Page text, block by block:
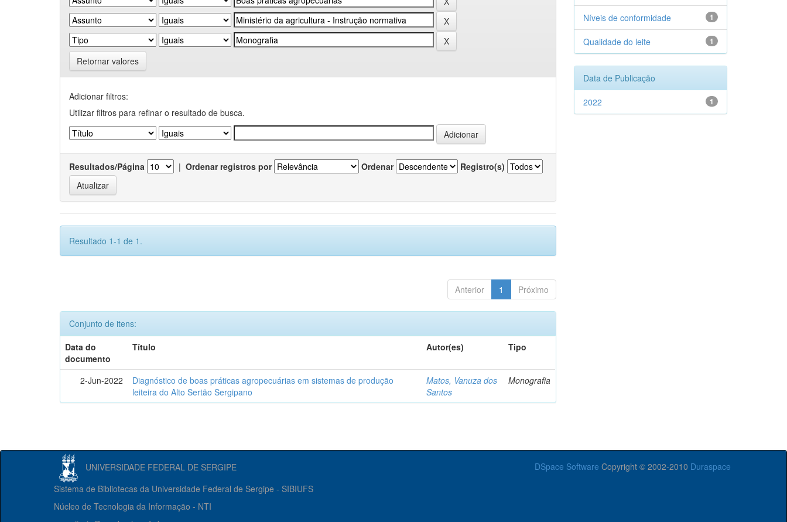
Retornar valores
Adicionar filtros:
Utilizar filtros para refinar o resultado de busca.
Resultados/Página | Ordenar registros por Ordenar Registro(s)
Resultado 1-1 de 1.
Anterior 1 Próximo
Conjunto de itens:
Data do
documento
Título Autor(es) Tipo
2-Jun-2022
Diagnóstico de boas práticas agropecuárias em sistemas de produção
leiteira do Alto Sertão Sergipano
Matos, Vanuza dos
Santos
Monografia
1
Níveis de conformidade
1
Qualidade do leite
Data de Publicação
1
2022
UNIVERSIDADE FEDERAL DE SERGIPE DSpace Software Copyright © 2002-2010 Duraspace
Sistema de Bibliotecas da Universidade Federal de Sergipe - SIBIUFS
Núcleo de Tecnologia da Informação - NTI